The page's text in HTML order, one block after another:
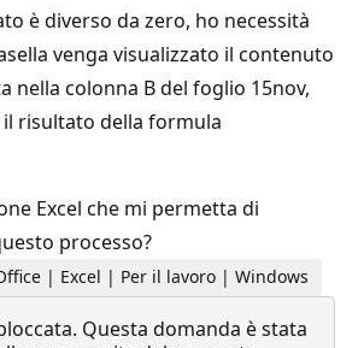
è diverso da zero, ho necessità
venga visualizzato il contenuto
nella colonna B del foglio 15nov,
il risultato della formula
Excel che mi permetta di
processo?
| Excel | Per il lavoro | Windows
Questa domanda è stata